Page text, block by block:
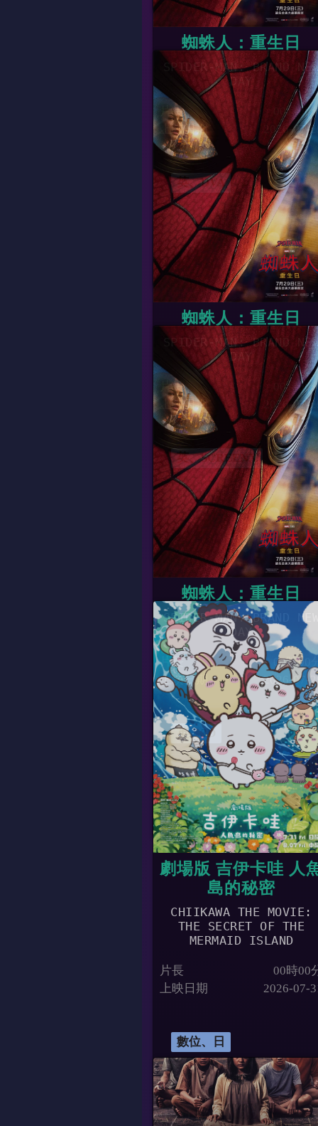
蜘蛛人：重生日
SPIDER-MAN: BRAND
DAY
片長
00時00
上映日期
2026-07-
英、DVA
09:20 12:20
蜘蛛人：重生日
SPIDER-MAN: BRAND
DAY
片長
00時00
上映日期
2026-07-
英、SCREENX
10:20
蜘蛛人：重生日
SPIDER-MAN: BRAND
DAY
片長
00時00
上映日期
2026-07-
英、3D
13:00
劇場版 吉伊卡哇 人
島的秘密
CHIIKAWA THE MOVIE:
THE SECRET OF THE
MERMAID ISLAND
片長
00時00
上映日期
2026-07-
數位、日
09:30 10:10
11:40 12:20